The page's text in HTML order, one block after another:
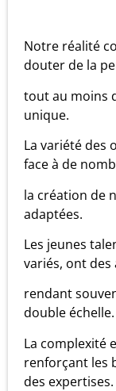
Notre réalité
douter de la
tout au moins
unique.
La variété des
face à de
la création de
adaptées.
Les jeunes
variés, ont
rendant
double échelle.
La complexité
renforçant les
des expertises.